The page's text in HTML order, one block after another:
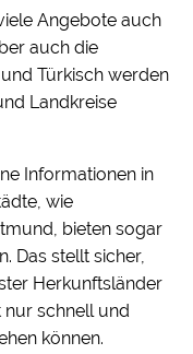
Angebote auch
auch die
Türkisch werden
Landkreise
Informationen in
wie
bieten sogar
Das stellt sicher,
Herkunftsländer
schnell und
können.